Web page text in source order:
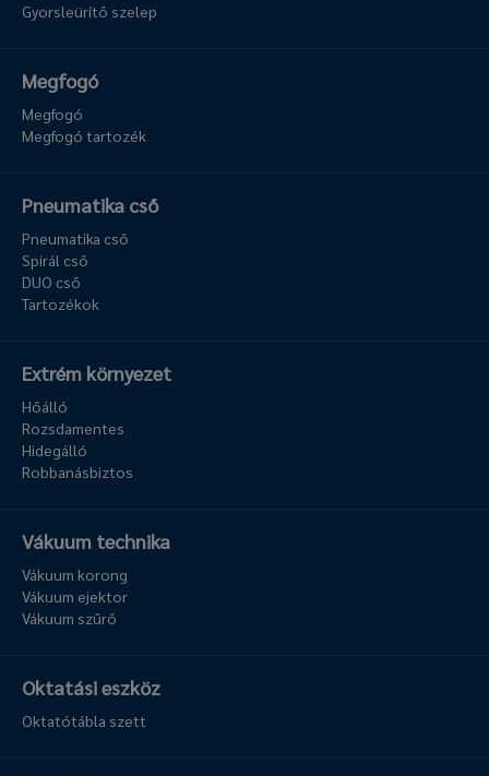
Gyorsleürítő szelep
Megfogó
Megfogó
Megfogó tartozék
Pneumatika cső
Pneumatika cső
Spirál cső
DUO cső
Tartozékok
Extrém környezet
Hőálló
Rozsdamentes
Hidegálló
Robbanásbiztos
Vákuum technika
Vákuum korong
Vákuum ejektor
Vákuum szűrő
Oktatási eszköz
Oktatótábla szett